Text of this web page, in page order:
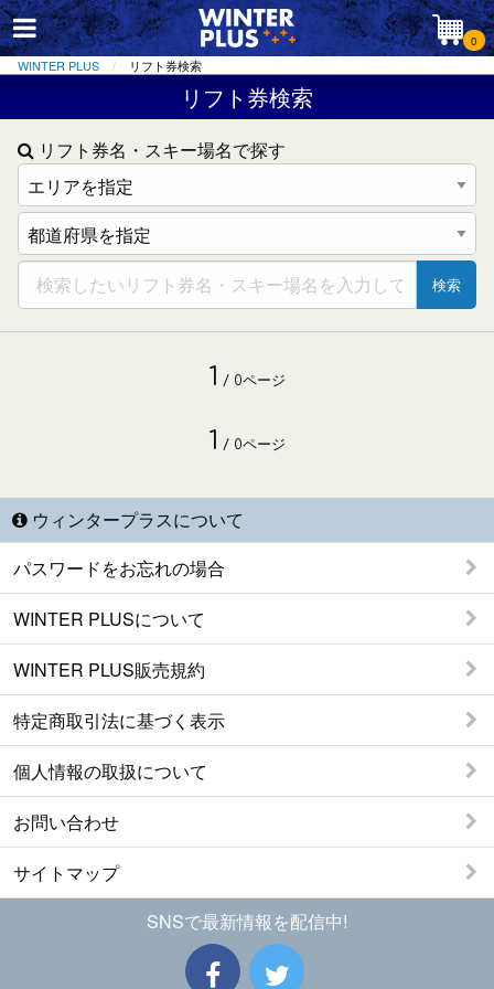
0
WINTER PLUS リフト券検索
リフト券検索
リフト券名・スキー場名で探す
検索
1 / 0ページ
1 / 0ページ
ウィンタープラスについて
パスワードをお忘れの場合
WINTER PLUSについて
WINTER PLUS販売規約
特定商取引法に基づく表示
個人情報の取扱について
お問い合わせ
サイトマップ
SNSで最新情報を配信中!